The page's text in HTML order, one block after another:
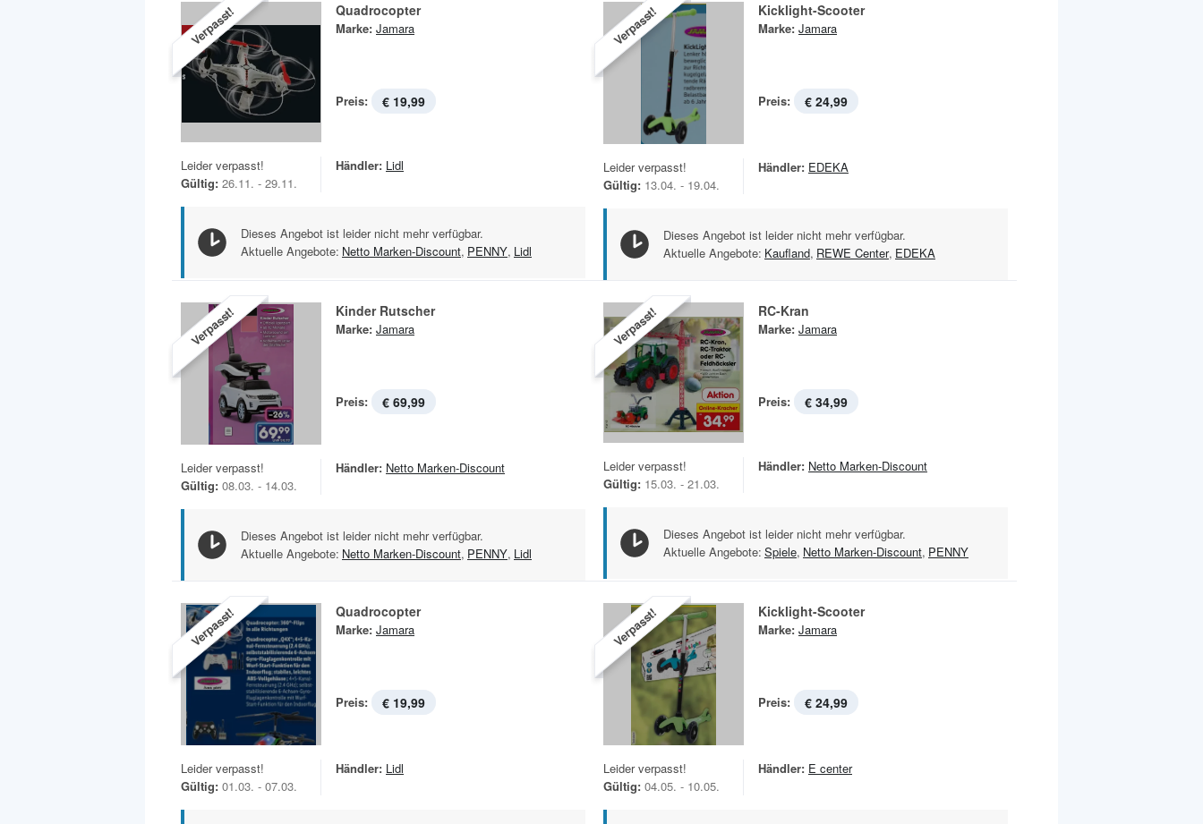
Verpasst! Quadrocopter
Marke: Jamara
Preis: € 19,99
Leider verpasst!
Gültig: 26.11. - 29.11.
Händler: Lidl
Dieses Angebot ist leider nicht mehr verfügbar.
Aktuelle Angebote: Netto Marken-Discount, PENNY, Lidl
Verpasst! Kicklight-Scooter
Marke: Jamara
Preis: € 24,99
Leider verpasst!
Gültig: 13.04. - 19.04.
Händler: EDEKA
Dieses Angebot ist leider nicht mehr verfügbar.
Aktuelle Angebote: Kaufland, REWE Center, EDEKA
Verpasst! Kinder Rutscher
Marke: Jamara
Preis: € 69,99
Leider verpasst!
Gültig: 08.03. - 14.03.
Händler: Netto Marken-Discount
Dieses Angebot ist leider nicht mehr verfügbar.
Aktuelle Angebote: Netto Marken-Discount, PENNY, Lidl
Verpasst! RC-Kran
Marke: Jamara
Preis: € 34,99
Leider verpasst!
Gültig: 15.03. - 21.03.
Händler: Netto Marken-Discount
Dieses Angebot ist leider nicht mehr verfügbar.
Aktuelle Angebote: Spiele, Netto Marken-Discount, PENNY
Verpasst! Quadrocopter
Marke: Jamara
Preis: € 19,99
Leider verpasst!
Gültig: 01.03. - 07.03.
Händler: Lidl
Verpasst! Kicklight-Scooter
Marke: Jamara
Preis: € 24,99
Leider verpasst!
Gültig: 04.05. - 10.05.
Händler: E center